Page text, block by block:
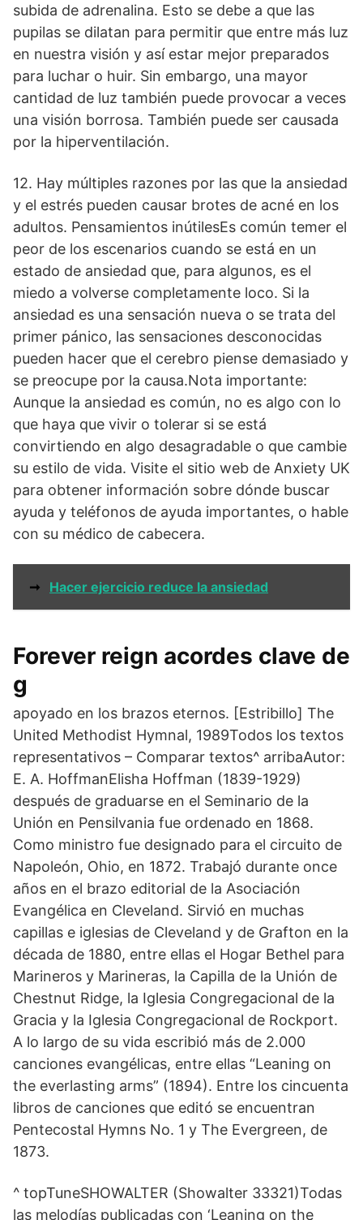
subida de adrenalina. Esto se debe a que las
pupilas se dilatan para permitir que entre más luz
en nuestra visión y así estar mejor preparados
para luchar o huir. Sin embargo, una mayor
cantidad de luz también puede provocar a veces
una visión borrosa. También puede ser causada
por la hiperventilación.
12. Hay múltiples razones por las que la ansiedad
y el estrés pueden causar brotes de acné en los
adultos. Pensamientos inútilesEs común temer el
peor de los escenarios cuando se está en un
estado de ansiedad que, para algunos, es el
miedo a volverse completamente loco. Si la
ansiedad es una sensación nueva o se trata del
primer pánico, las sensaciones desconocidas
pueden hacer que el cerebro piense demasiado y
se preocupe por la causa.Nota importante:
Aunque la ansiedad es común, no es algo con lo
que haya que vivir o tolerar si se está
convirtiendo en algo desagradable o que cambie
su estilo de vida. Visite el sitio web de Anxiety UK
para obtener información sobre dónde buscar
ayuda y teléfonos de ayuda importantes, o hable
con su médico de cabecera.
➞ Hacer ejercicio reduce la ansiedad
Forever reign acordes clave de
g
apoyado en los brazos eternos. [Estribillo] The
United Methodist Hymnal, 1989Todos los textos
representativos – Comparar textos^ arribaAutor:
E. A. HoffmanElisha Hoffman (1839-1929)
después de graduarse en el Seminario de la
Unión en Pensilvania fue ordenado en 1868.
Como ministro fue designado para el circuito de
Napoleón, Ohio, en 1872. Trabajó durante once
años en el brazo editorial de la Asociación
Evangélica en Cleveland. Sirvió en muchas
capillas e iglesias de Cleveland y de Grafton en la
década de 1880, entre ellas el Hogar Bethel para
Marineros y Marineras, la Capilla de la Unión de
Chestnut Ridge, la Iglesia Congregacional de la
Gracia y la Iglesia Congregacional de Rockport.
A lo largo de su vida escribió más de 2.000
canciones evangélicas, entre ellas “Leaning on
the everlasting arms” (1894). Entre los cincuenta
libros de canciones que editó se encuentran
Pentecostal Hymns No. 1 y The Evergreen, de
1873.
^ topTuneSHOWALTER (Showalter 33321)Todas
las melodías publicadas con ‘Leaning on the